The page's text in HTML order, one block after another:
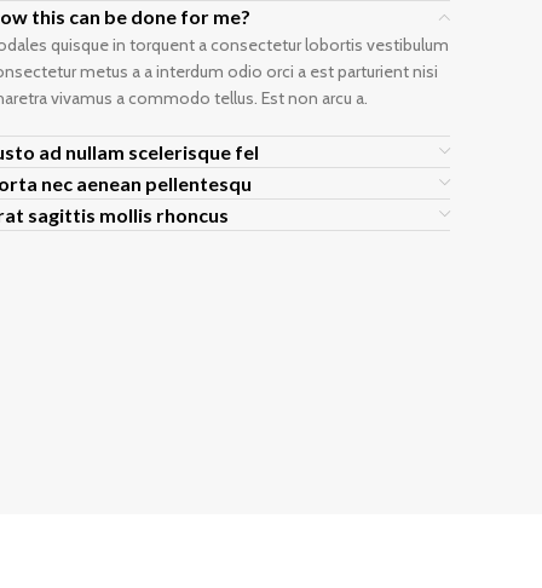
this can be done for me?
quisque in torquent a consectetur lobortis vestibulum
metus a a interdum odio orci a est parturient nisi
vivamus a commodo tellus. Est non arcu a.
ad nullam scelerisque fel
nec aenean pellentesqu
sagittis mollis rhoncus